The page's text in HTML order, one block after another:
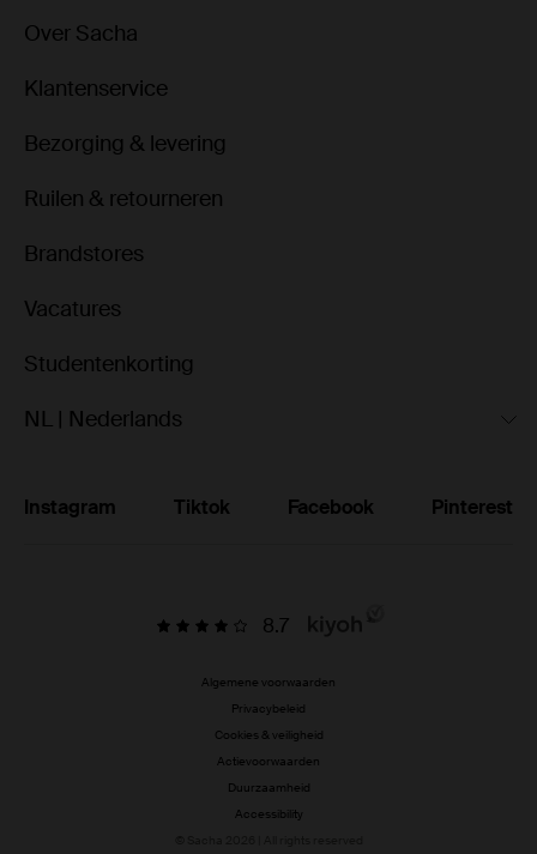
Over Sacha
Klantenservice
Bezorging & levering
Ruilen & retourneren
Brandstores
Vacatures
Studentenkorting
NL | Nederlands
Instagram Tiktok Facebook Pinterest
8.7
Algemene voorwaarden
Privacybeleid
Cookies & veiligheid
Actievoorwaarden
Duurzaamheid
Accessibility